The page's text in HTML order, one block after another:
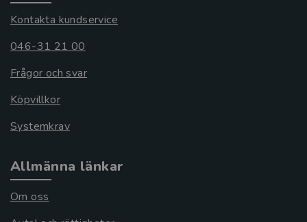
Kontakta kundservice
046-31 21 00
Frågor och svar
Köpvillkor
Systemkrav
Allmänna länkar
Om oss